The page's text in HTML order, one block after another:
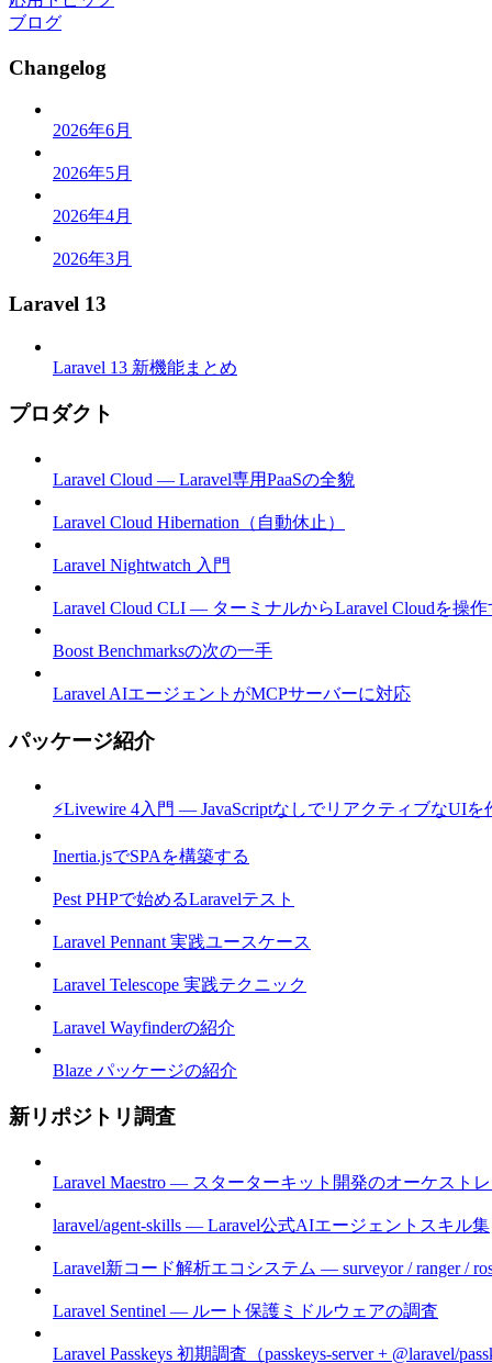
ブログ
Changelog
2026年6月
2026年5月
2026年4月
2026年3月
Laravel 13
Laravel 13 新機能まとめ
プロダクト
Laravel Cloud — Laravel専用PaaSの全貌
Laravel Cloud Hibernation（自動休止）
Laravel Nightwatch 入門
Laravel Cloud CLI — ターミナルからLaravel Cloudを操作
Boost Benchmarksの次の一手
Laravel AIエージェントがMCPサーバーに対応
パッケージ紹介
⚡Livewire 4入門 — JavaScriptなしでリアクティブなUIを
Inertia.jsでSPAを構築する
Pest PHPで始めるLaravelテスト
Laravel Pennant 実践ユースケース
Laravel Telescope 実践テクニック
Laravel Wayfinderの紹介
Blaze パッケージの紹介
新リポジトリ調査
Laravel Maestro — スターターキット開発のオーケスト
laravel/agent-skills — Laravel公式AIエージェントスキル集
Laravel新コード解析エコシステム — surveyor / ranger /
Laravel Sentinel — ルート保護ミドルウェアの調査
Laravel Passkeys 初期調査（passkeys-server + @laravel/